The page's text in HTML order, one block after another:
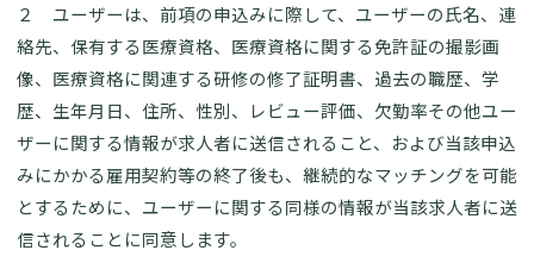
２ ユーザーは、前項の申込みに際して、ユーザーの氏名、連
絡先、保有する医療資格、医療資格に関する免許証の撮影画
像、医療資格に関連する研修の修了証明書、過去の職歴、学
歴、生年月日、住所、性別、レビュー評価、欠勤率その他ユー
ザーに関する情報が求人者に送信されること、および当該申込
みにかかる雇用契約等の終了後も、継続的なマッチングを可能
とするために、ユーザーに関する同様の情報が当該求人者に送
信されることに同意します。